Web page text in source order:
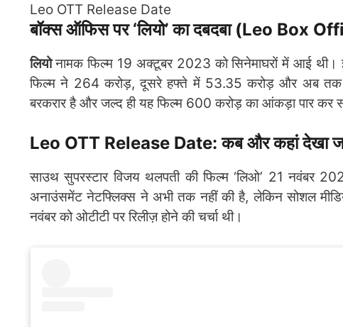
Leo OTT Release Date
बॉक्स ऑफिस पर ‘लियो’ का दबदबा (Leo Box
लियोनामक फिल्म 19 अक्टूबर 2023 को सिनेमाघरों में आई
फिल्म ने 264 करोड़, दूसरे हफ्ते में 53.35 करोड़ और अब तक
बरकरार है और जल्द ही यह फिल्म 600 करोड़ का आंकड़ा पार कर
Leo OTT Release Date: कब और कहां देखा जा
साउथ सुपरस्टार विजय थलपती की फिल्म ‘लिओ’ 21 नवंबर
अनाउंसमेंट नेटफ्लिक्स ने अभी तक नहीं की है, लेकिन सोशल
नवंबर को ओटीटी पर रिलीज़ होने की चर्चा थी।